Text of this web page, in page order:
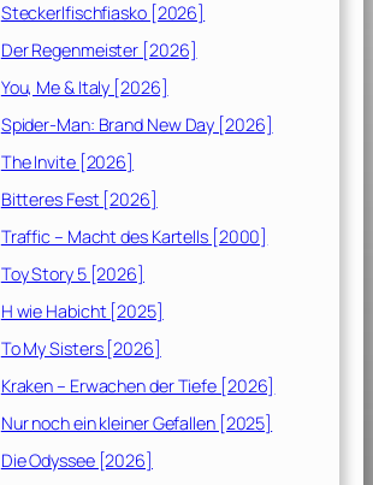
Steckerlfischfiasko [2026]
Der Regenmeister [2026]
You, Me & Italy [2026]
Spider-Man: Brand New Day [2026]
The Invite [2026]
Bitteres Fest [2026]
Traffic – Macht des Kartells [2000]
Toy Story 5 [2026]
H wie Habicht [2025]
To My Sisters [2026]
Kraken – Erwachen der Tiefe [2026]
Nur noch ein kleiner Gefallen [2025]
Die Odyssee [2026]